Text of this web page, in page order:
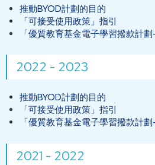
推動BYOD計劃的目的
「可接受使用政策」指引
「優質教育基金電子學習撥款計
2022 - 2023
推動BYOD計劃的目的
「可接受使用政策」指引
「優質教育基金電子學習撥款計
2021 - 2022